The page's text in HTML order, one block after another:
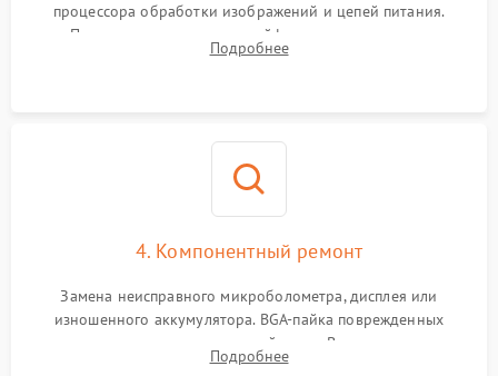
процессора обработки изображений и цепей питания.
Проверка целостности шлейфов, модуля памяти и
интерфейсов связи. Выявление сгоревших SMD-компонентов
Подробнее
4. Компонентный ремонт
Замена неисправного микроболометра, дисплея или
изношенного аккумулятора. BGA-пайка поврежденных
контроллеров на материнской плате. Восстановление
разъемов и кнопок, замена поврежденных элементов
Подробнее